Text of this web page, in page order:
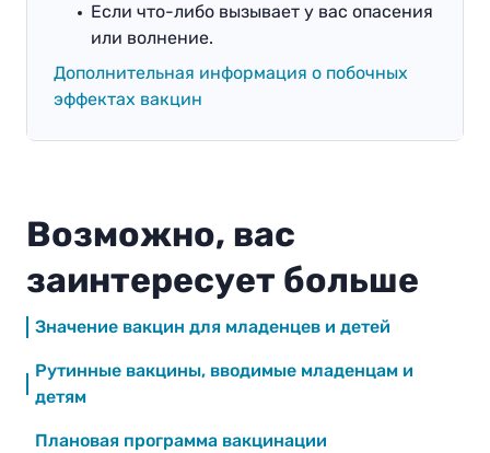
Если что-либо вызывает у вас опасения
или волнение.
Дополнительная информация о побочных
эффектах вакцин
Возможно, вас
заинтересует больше
Значение вакцин для младенцев и детей
Рутинные вакцины, вводимые младенцам и
детям
Плановая программа вакцинации